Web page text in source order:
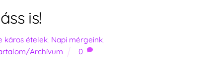
is!
káros ételek, Napi mérgeink,
Archívum 0